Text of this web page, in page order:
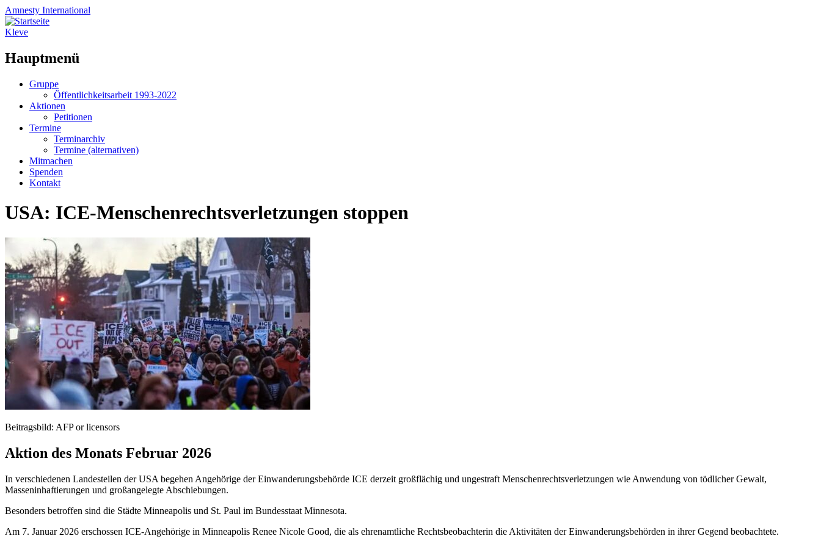
Amnesty International
Kleve
Hauptmenü
Zum
springen
Gruppe
Öffentlichkeitsarbeit 1993-2022
Aktionen
Petitionen
Termine
Terminarchiv
Termine (alternativen)
Mitmachen
Spenden
Kontakt
USA: ICE-Menschenrechtsverletzungen stoppen
Beitragsbild: AFP or licensors
Aktion des Monats Februar 2026
In verschiedenen Landesteilen der USA begehen Angehörige der Einwanderungsbehörde ICE derzeit großflächig und ungestraft Menschenrechtsverletzungen wie Anwendung von tödlicher Gewalt,
Masseninhaftierungen und großangelegte Abschiebungen.
Besonders betroffen sind die Städte Minneapolis und St. Paul im Bundesstaat Minnesota.
Am 7. Januar 2026 erschossen ICE-Angehörige in Minneapolis Renee Nicole Good, die als ehrenamtliche Rechtsbeobachterin die Aktivitäten der Einwanderungsbehörden in ihrer Gegend beobachtete.